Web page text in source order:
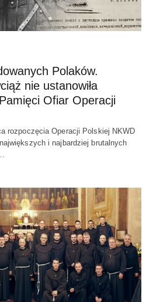
Polaków.
nie ustanowiła
Ofiar Operacji
rozpoczęcia Operacji Polskiej NKWD
i najbardziej brutalnych